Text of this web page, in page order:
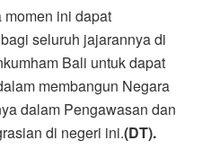
ini dapat
seluruh jajarannya di
Bali untuk dapat
membangun Negara
dalam Pengawasan dan
di negeri ini.(DT).